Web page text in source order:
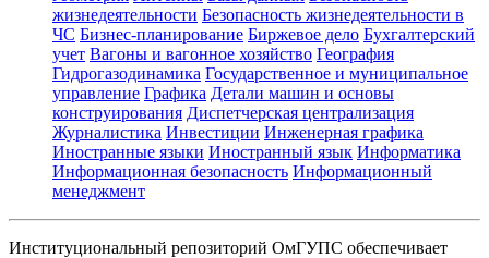
жизнедеятельности Безопасность жизнедеятельности в
ЧС Бизнес-планирование Биржевое дело Бухгалтерский
учет Вагоны и вагонное хозяйство География
Гидрогазодинамика Государственное и муниципальное
управление Графика Детали машин и основы
конструирования Диспетчерская централизация
Журналистика Инвестиции Инженерная графика
Иностранные языки Иностранный язык Информатика
Информационная безопасность Информационный
менеджмент
Институциональный репозиторий ОмГУПС обеспечивает